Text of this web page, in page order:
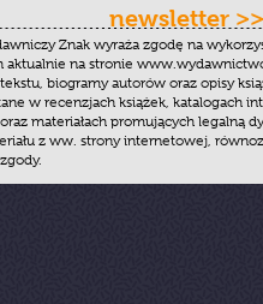
newsletter >>
Znak wyraża zgodę na
aktualnie na stronie
biogramy autorów oraz opisy
w recenzjach książek, katalogach
materiałach promujących legalną
z ww. strony internetowej,